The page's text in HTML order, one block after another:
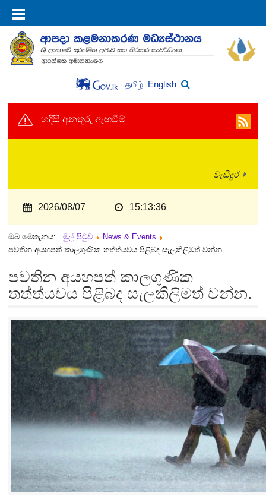
தமிழ் English
හදිසි අනතුරු ඇඟවීම්
වැඩිදුර
2026/08/07 15:13:36
ඔබ මෙතැනය: මුල් පිටුව
News & Events
පවතින අයහපත් කාලගුණික තත්ත්යවය පිළිබද සැලකිලිමත් වන්න.
පවතින අයහපත් කාලගුණික
තත්ත්යවය පිළිබද සැලකිලිමත් වන්න.